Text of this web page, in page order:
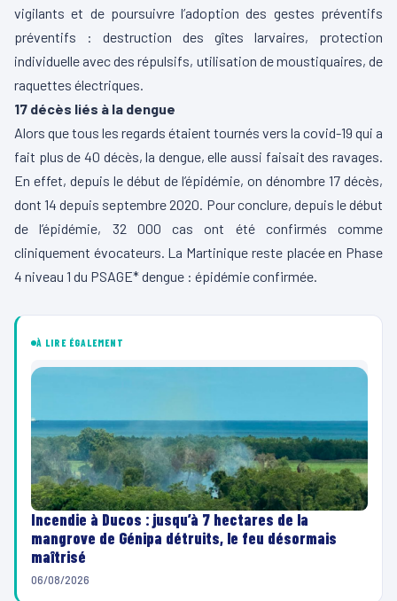
vigilants et de poursuivre l’adoption des gestes préventifs
préventifs : destruction des gîtes larvaires, protection
individuelle avec des répulsifs, utilisation de moustiquaires, de
raquettes électriques.
17 décès liés à la dengue
Alors que tous les regards étaient tournés vers la covid-19 qui a
fait plus de 40 décès, la dengue, elle aussi faisait des ravages.
En effet, depuis le début de l’épidémie, on dénombre 17 décès,
dont 14 depuis septembre 2020. Pour conclure, depuis le début
de l’épidémie, 32 000 cas ont été confirmés comme
cliniquement évocateurs. La Martinique reste placée en Phase
4 niveau 1 du PSAGE* dengue : épidémie confirmée.
À LIRE ÉGALEMENT
Incendie à Ducos : jusqu’à 7 hectares de la
mangrove de Génipa détruits, le feu désormais
maîtrisé
06/08/2026